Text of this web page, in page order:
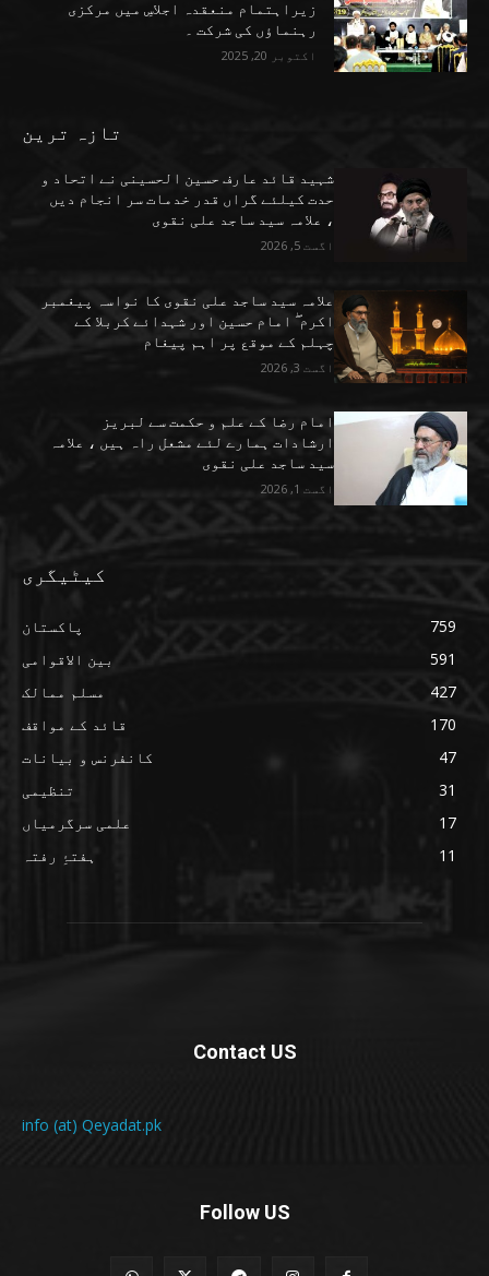
زیراہتمام منعقدہ اجلاسِ میں مرکزی
رہنماؤں کی شرکت ۔
اکتوبر 20, 2025
تازہ ترین
شہید قائد عارف حسین الحسینی نے اتحاد و
حدت کیلئے گراں قدر خدمات سر انجام دیں
، علامہ سید ساجد علی نقوی
اگست 5, 2026
علامہ سید ساجد علی نقوی کا نواسہ پیغمبر
اکرم ۖ امام حسین اور شہدائے کربلا کے
چہلم کے موقع پر اہم پیغام
اگست 3, 2026
امام رضا کے علم و حکمت سے لبریز
ارشادات ہمارے لئے مشعل راہ ہیں ، علامہ
سید ساجد علی نقوی
اگست 1, 2026
کیٹیگری
پاکستان
759
بین الاقوامی
591
مسلم ممالک
427
قائد کے مواقف
170
کانفرنس و بیانات
47
تنظیمی
31
علمی سرگرمیاں
17
ہفتۂِ رفتہ
11
Contact US
info (at) Qeyadat.pk
Follow US